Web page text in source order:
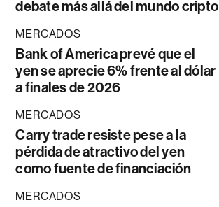
debate más allá del mundo cripto
MERCADOS
Bank of America prevé que el
yen se aprecie 6% frente al dólar
a finales de 2026
MERCADOS
Carry trade resiste pese a la
pérdida de atractivo del yen
como fuente de financiación
MERCADOS